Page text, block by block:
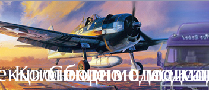
Сборныемодели
Коллекционные